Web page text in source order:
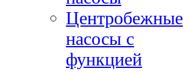
Центробежные
насосы с
функцией